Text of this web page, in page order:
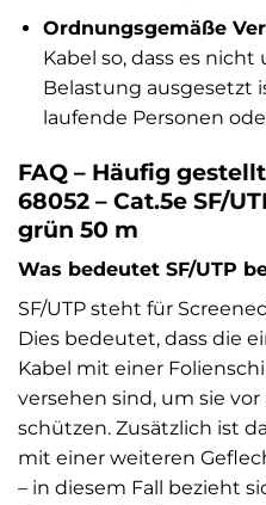
Ordnungsgemäße
Kabel so, dass es
Belastung ausgesetzt
laufende Personen
FAQ – Häufig
68052 – Cat.5e SF/
grün 50 m
Was bedeutet SF/UTP
SF/UTP steht für
Dies bedeutet, dass die
Kabel mit einer
versehen sind, um sie
schützen. Zusätzlich ist
mit einer weiteren
– in diesem Fall bezieht